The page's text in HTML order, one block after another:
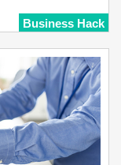
Business Hack